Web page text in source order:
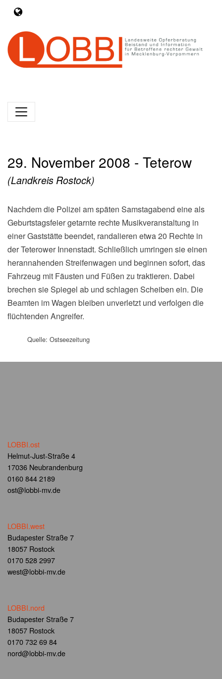
29. November 2008 - Teterow
(Landkreis Rostock)
Nachdem die Polizei am späten Samstagabend eine als
Geburtstagsfeier getarnte rechte Musikveranstaltung in
einer Gaststätte beendet, randalieren etwa 20 Rechte in
der Teterower Innenstadt. Schließlich umringen sie einen
herannahenden Streifenwagen und beginnen sofort, das
Fahrzeug mit Fäusten und Füßen zu traktieren. Dabei
brechen sie Spiegel ab und schlagen Scheiben ein. Die
Beamten im Wagen bleiben unverletzt und verfolgen die
flüchtenden Angreifer.
Quelle: Ostseezeitung
LOBBI.ost
Helmut-Just-Straße 4
17036 Neubrandenburg
0160 844 2189
ost@lobbi-mv.de
LOBBI.west
Budapester Straße 7
18057 Rostock
0170 528 2997
west@lobbi-mv.de
LOBBI.nord
Budapester Straße 7
18057 Rostock
0170 732 69 84
nord@lobbi-mv.de